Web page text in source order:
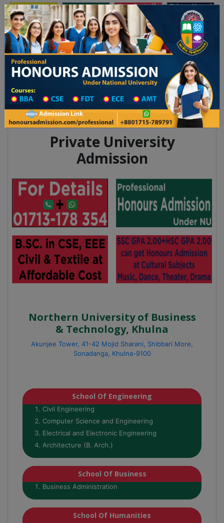
Toggle navigation অনার্স ভর্তি প্রফেশনাল অনার্স
Updates
২৬ শিক্ষাবর্ষের ১ম বর্ষের ভর্তি আবেদন বিজ্ঞপ্তি ঢাকা বিশ্ববিদ্যালয় ২০২৫-২৬ শিক্ষাবর্ষে
Private University
Admission
Northern University of Business
& Technology, Khulna
Akunjee Tower, 41-42 Mojid Sharani, Shibbari More,
Sonadanga, Khulna-9100
School Of Engineering
Civil Engineering
Computer Science and Engineering
Electrical and Electronic Engineering
Architecture (B. Arch.)
School Of Business
Business Administration
School Of Humanities